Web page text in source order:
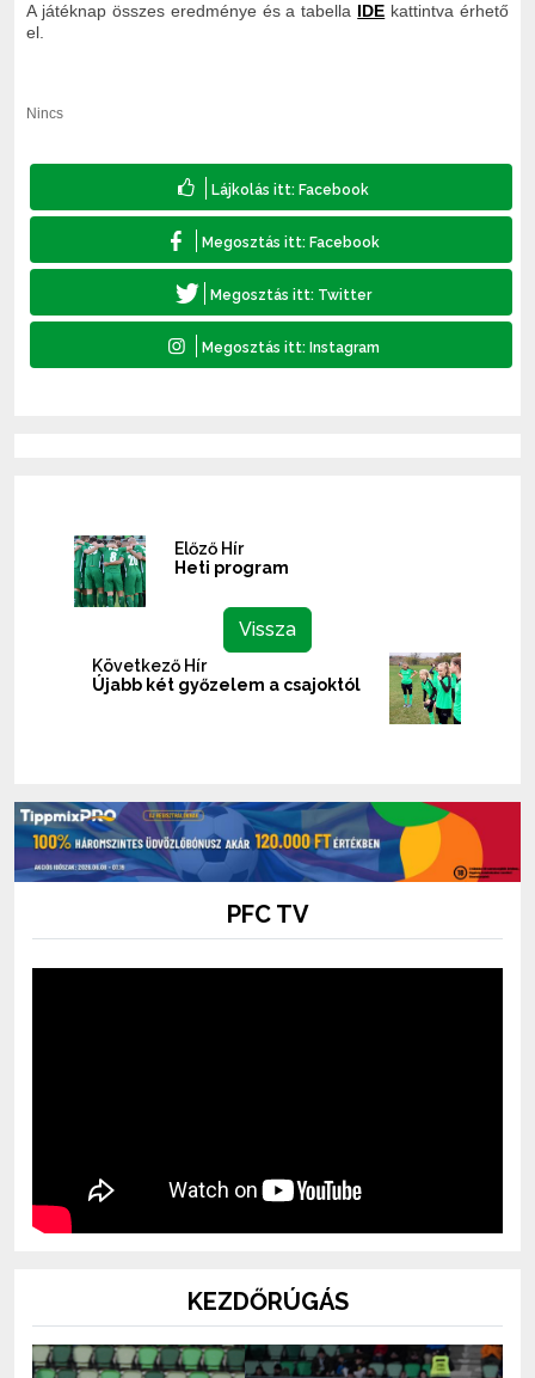
A játéknap összes eredménye és a tabella IDE kattintva érhető
el.
Nincs
Előző Hír
Heti program
Vissza
Következő Hír
Újabb két győzelem a csajoktól
PFC TV
KEZDŐRÚGÁS